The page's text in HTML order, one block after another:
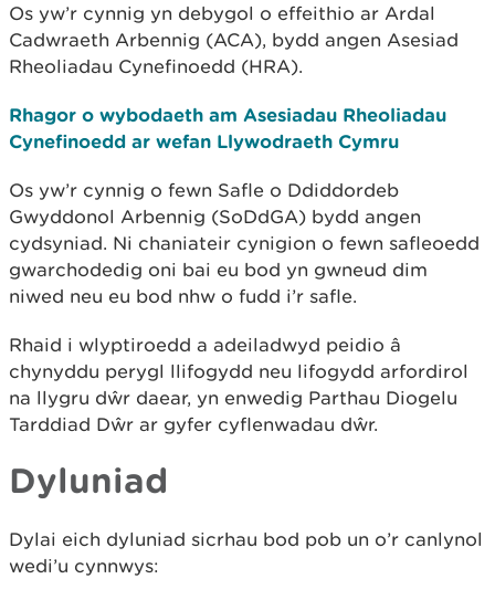
Os yw’r cynnig yn debygol o effeithio ar Ardal
Cadwraeth Arbennig (ACA), bydd angen Asesiad
Rheoliadau Cynefinoedd (HRA).
Rhagor o wybodaeth am Asesiadau Rheoliadau
Cynefinoedd ar wefan Llywodraeth Cymru
Os yw’r cynnig o fewn Safle o Ddiddordeb
Gwyddonol Arbennig (SoDdGA) bydd angen
cydsyniad. Ni chaniateir cynigion o fewn safleoedd
gwarchodedig oni bai eu bod yn gwneud dim
niwed neu eu bod nhw o fudd i’r safle.
Rhaid i wlyptiroedd a adeiladwyd peidio â
chynyddu perygl llifogydd neu lifogydd arfordirol
na llygru dŵr daear, yn enwedig Parthau Diogelu
Tarddiad Dŵr ar gyfer cyflenwadau dŵr.
Dyluniad
Dylai eich dyluniad sicrhau bod pob un o’r canlynol
wedi’u cynnwys: